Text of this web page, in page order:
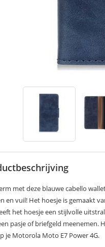
met deze blauwe cabello
en vuil! Het hoesje is gemaakt
het hoesje een stijlvolle
pasje of briefgeld meenemen.
je Motorola Moto E7 Power 4G.